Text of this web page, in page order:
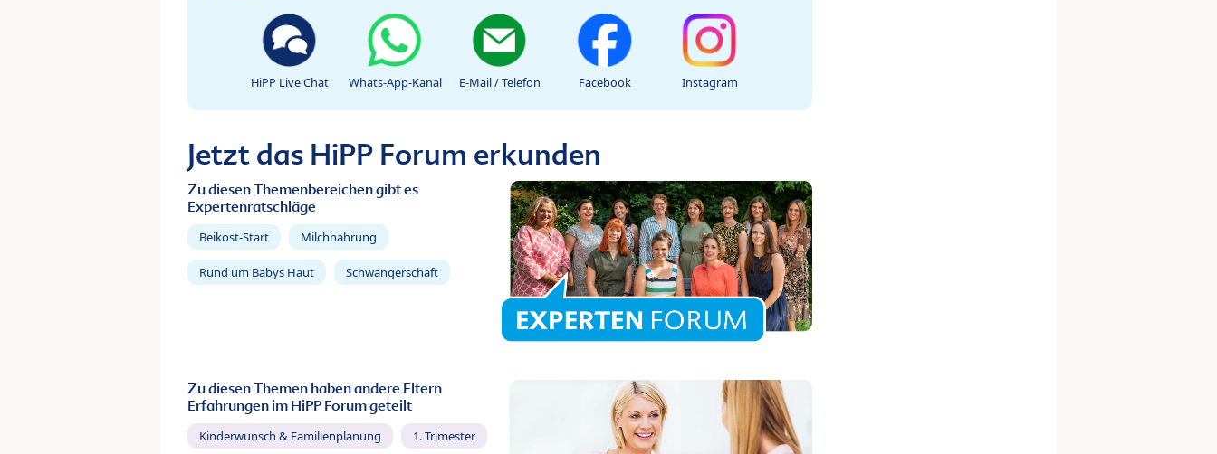
HiPP Live Chat Whats-App-Kanal E-Mail / Telefon Facebook Instagram
Jetzt das HiPP Forum erkunden
Zu diesen Themenbereichen gibt es
Expertenratschläge
Beikost-Start Milchnahrung
Rund um Babys Haut Schwangerschaft
Zu diesen Themen haben andere Eltern
Erfahrungen im HiPP Forum geteilt
Kinderwunsch & Familienplanung 1. Trimester